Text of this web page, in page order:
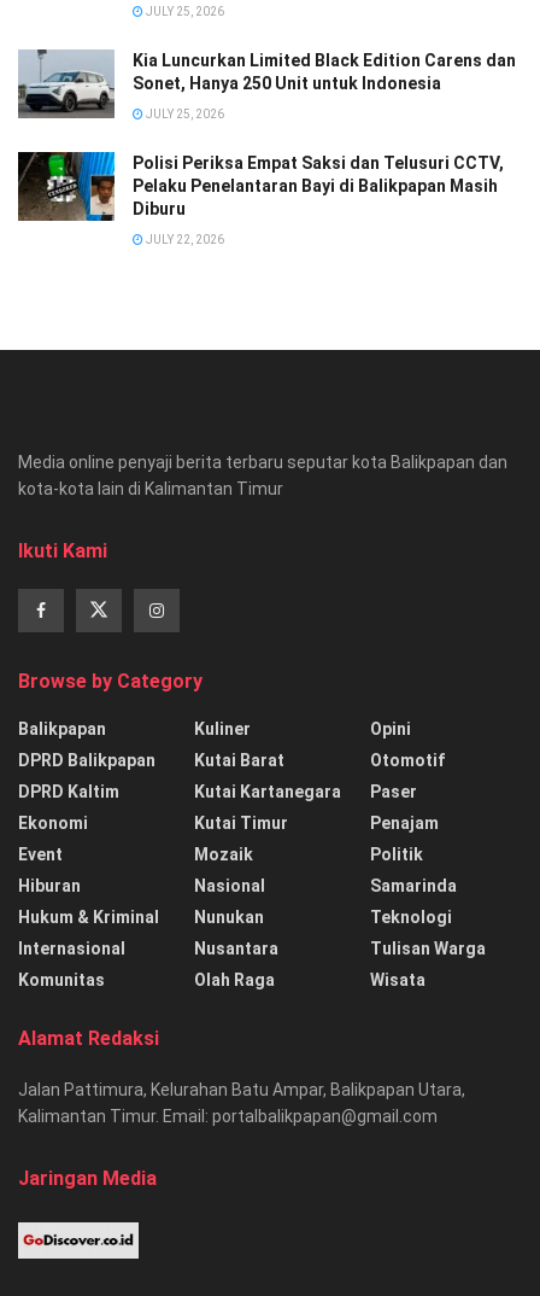
JULY 25, 2026
Kia Luncurkan Limited Black Edition Carens dan
Sonet, Hanya 250 Unit untuk Indonesia
JULY 25, 2026
Polisi Periksa Empat Saksi dan Telusuri CCTV,
Pelaku Penelantaran Bayi di Balikpapan Masih
Diburu
JULY 22, 2026
Media online penyaji berita terbaru seputar kota Balikpapan dan
kota-kota lain di Kalimantan Timur
Ikuti Kami
Browse by Category
Balikpapan
DPRD Balikpapan
DPRD Kaltim
Ekonomi
Event
Hiburan
Hukum & Kriminal
Internasional
Komunitas
Kuliner
Kutai Barat
Kutai Kartanegara
Kutai Timur
Mozaik
Nasional
Nunukan
Nusantara
Olah Raga
Opini
Otomotif
Paser
Penajam
Politik
Samarinda
Teknologi
Tulisan Warga
Wisata
Alamat Redaksi
Jalan Pattimura, Kelurahan Batu Ampar, Balikpapan Utara,
Kalimantan Timur. Email: portalbalikpapan@gmail.com
Jaringan Media